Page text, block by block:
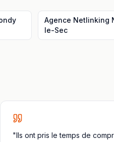
Agence Netlinking
le-Sec
"Ils ont pris le temps de